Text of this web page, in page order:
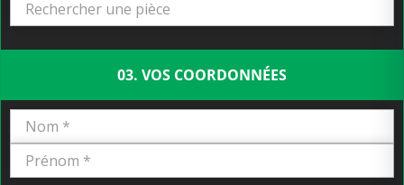
03. VOS COORDONNÉES